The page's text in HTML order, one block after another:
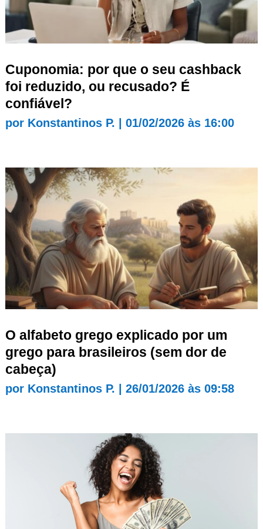
Cuponomia: por que o seu cashback
foi reduzido, ou recusado? É
confiável?
por Konstantinos P. | 01/02/2026 às 16:00
O alfabeto grego explicado por um
grego para brasileiros (sem dor de
cabeça)
por Konstantinos P. 26/01/2026 às 09:58